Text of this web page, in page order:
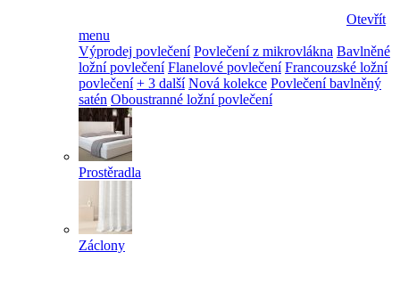
Otevřít
menu
Výprodej povlečení Povlečení z mikrovlákna Bavlněné
ložní povlečení Flanelové povlečení Francouzské ložní
povlečení + 3 další Nová kolekce Povlečení bavlněný
satén Oboustranné ložní povlečení
Prostěradla
Záclony